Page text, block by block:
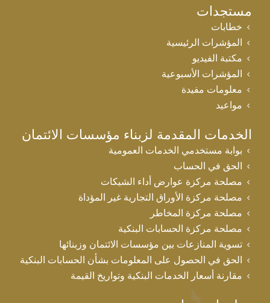
مستجدات
خطابات
المؤشرات الرئيسية
مكتبة الفيديو
المؤشرات الأسبوعية
معلومات مفيدة
مواعيد
الخدمات المقدمة لزبناء مؤسسات الائتمان
بوابة مستخدمي الخدمات العمومية
الحق في الحساب
مصلحة مركزة عوارض أداء الشيكات
مصلحة مركزة الأوراق التجارية غير المؤداة
مصلحة مركزة المخاطر
مصلحة مركزة الحسابات البنكية
تسوية المنازعات بين مؤسسات الائتمان وزبنائها
الحق في الحصول على المعلومات بشأن الحسابات البنكية
مقارنة أسعار الخدمات البنكية وتواريخ القيمة